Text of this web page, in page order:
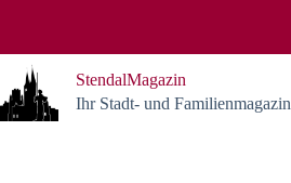
StendalMagazin
Ihr Stadt- und Familienmagazin